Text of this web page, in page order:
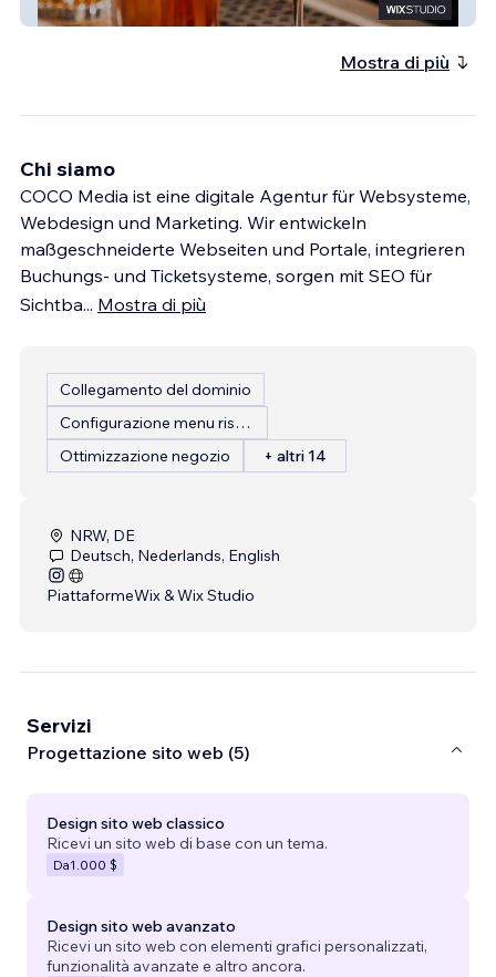
Cafe Crown
Mostra di più
Chi siamo
COCO Media ist eine digitale Agentur für Websysteme,
Webdesign und Marketing. Wir entwickeln
maßgeschneiderte Webseiten und Portale, integrieren
Buchungs- und Ticketsysteme, sorgen mit SEO für
Sichtba... Mostra di più
Collegamento del dominio
Configurazione menu ristorante
Ottimizzazione negozio
+ altri 14
NRW, DE
Deutsch, Nederlands, English
PiattaformeWix & Wix Studio
Servizi
Progettazione sito web (5)
Design sito web classico
Ricevi un sito web di base con un tema.
Da1.000 $
Design sito web avanzato
Ricevi un sito web con elementi grafici personalizzati,
funzionalità avanzate e altro ancora.